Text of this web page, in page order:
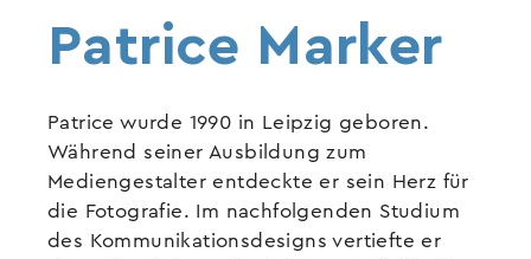
Patrice Marker
Patrice wurde 1990 in Leipzig geboren.
Während seiner Ausbildung zum
Mediengestalter entdeckte er sein Herz für
die Fotografie. Im nachfolgenden Studium
des Kommunikationsdesigns vertiefte er